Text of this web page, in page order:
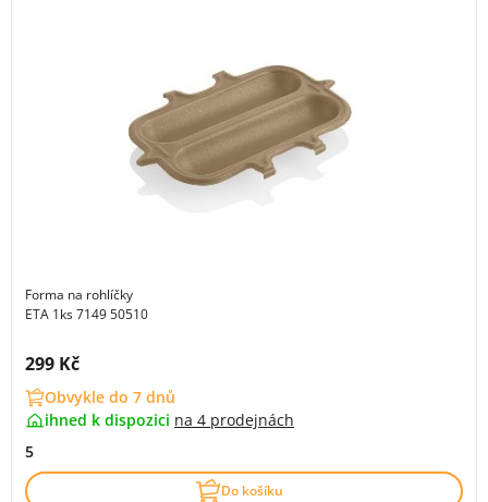
Forma na rohlíčky
ETA 1ks 7149 50510
Cena s DPH:
299 Kč
Obvykle do 7 dnů
ihned k dispozici na 4 prodejnách
5
Do košíku